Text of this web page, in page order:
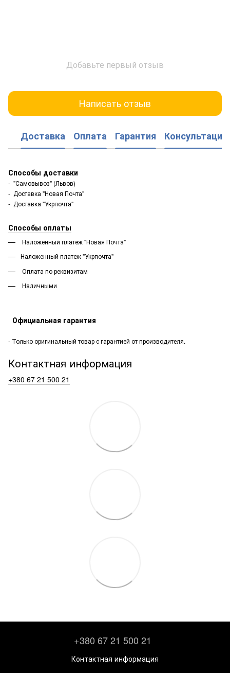
Добавьте первый отзыв
Написать отзыв
Доставка Оплата Гарантия Консультация
Способы доставки
- "Самовывоз" (Львов)
- Доставка "Новая Почта"
- Доставка "Укрпочта"
Способы оплаты
Наложенный платеж "Новая Почта"
Наложенный платеж "Укрпочта"
Оплата по реквизитам
Наличными
Официальная гарантия
- Только оригинальный товар с гарантией от производителя.
Контактная информация
+380 67 21 500 21
+380 67 21 500 21
Контактная информация